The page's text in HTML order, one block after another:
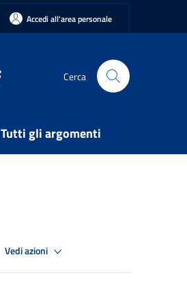
Accedi all'area personale
Cerca
Tutti gli argomenti
Vedi azioni